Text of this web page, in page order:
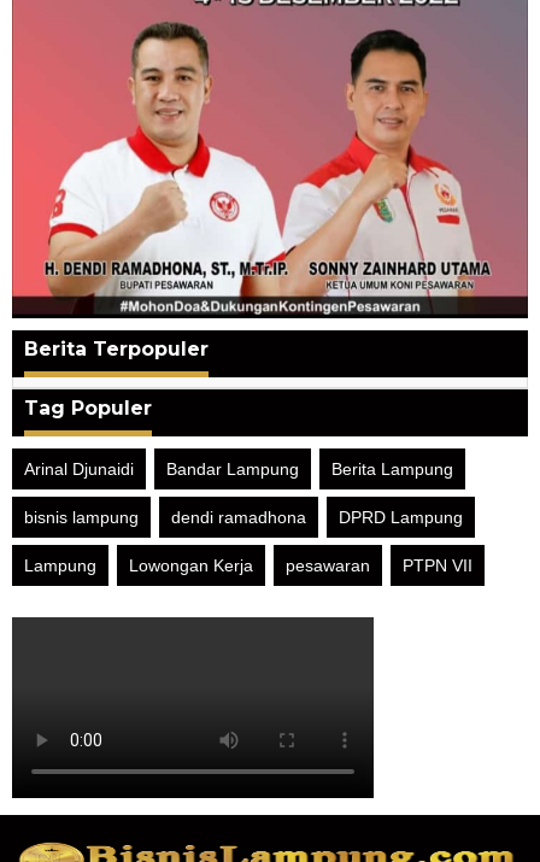
Berita Terpopuler
Tag Populer
Arinal Djunaidi Bandar Lampung Berita Lampung
bisnis lampung dendi ramadhona DPRD Lampung
Lampung Lowongan Kerja pesawaran PTPN VII